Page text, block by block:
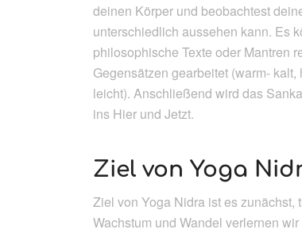
deinen Körper und beobachtest
unterschiedlich aussehen kann. Es
philosophische Texte oder Mantren
Gegensätzen gearbeitet (warm-
leicht). Anschließend wird das
ins Hier und Jetzt.
Ziel von Yoga
Ziel von Yoga Nidra ist es
Wachstum und Wandel verlernen